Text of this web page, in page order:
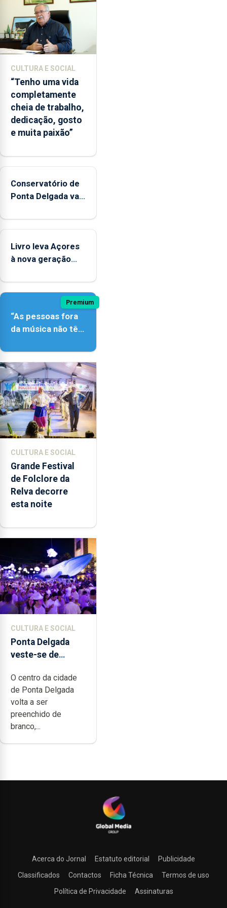
CULTURA E SOCIAL
“Tenho uma vida
completamente
cheia de trabalho,
dedicação, gosto
e muita paixão”
Conservatório de
Ponta Delgada vai
instrumentos
Livro leva Açores
à nova geração
Premium
“As pessoas fora
da música não têm
difícil é produzir
uma música”
CULTURA E SOCIAL
Grande Festival
de Folclore da
Relva decorre
esta noite
CULTURA E SOCIAL
Ponta Delgada
veste-se de
O centro da cidade
de Ponta Delgada
volta a ser
preenchido de
branco,...
Acerca do Jornal Estatuto editorial
Publicidade
Classificados
Contactos Ficha Técnica
Termos de uso
Política de Privacidade
Assinaturas